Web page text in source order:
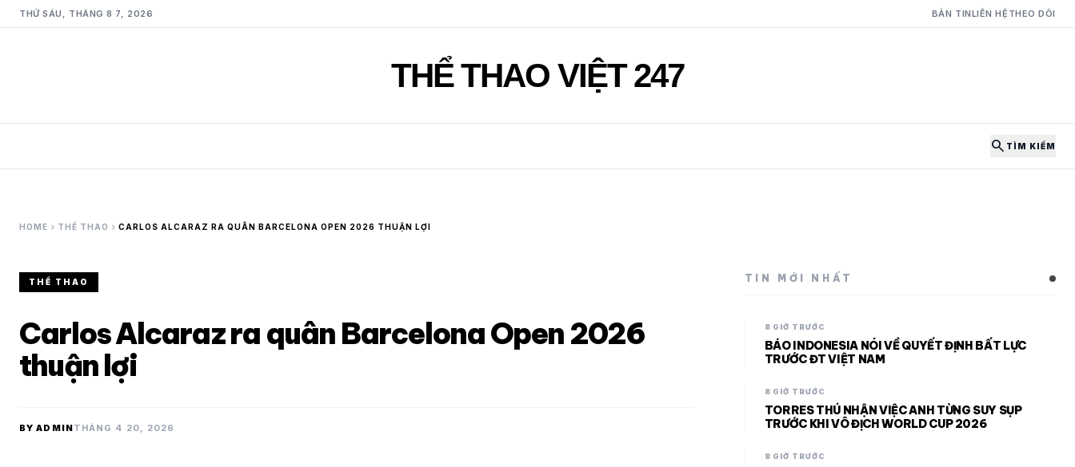
THỨ SÁU, THÁNG 8 7, 2026 BẢN TINLIÊN HỆ THEO DÕI
THỂ THAO VIỆT 247
search TÌM KIẾM
HOME chevron_right THỂ THAO chevron_right CARLOS ALCARAZ RA QUÂN BARCELONA OPEN 2026 THUẬN LỢI
THỂ THAO
Carlos Alcaraz ra quân Barcelona Open 2026
thuận lợi
BY ADMINTHÁNG 4 20, 2026
TIN MỚI NHẤT
8 GIỜ TRƯỚC
BÁO INDONESIA NÓI VỀ QUYẾT ĐỊNH BẤT LỰC
TRƯỚC ĐT VIỆT NAM
8 GIỜ TRƯỚC
TORRES THÚ NHẬN VIỆC ANH TỪNG SUY SỤP
TRƯỚC KHI VÔ ĐỊCH WORLD CUP 2026
8 GIỜ TRƯỚC